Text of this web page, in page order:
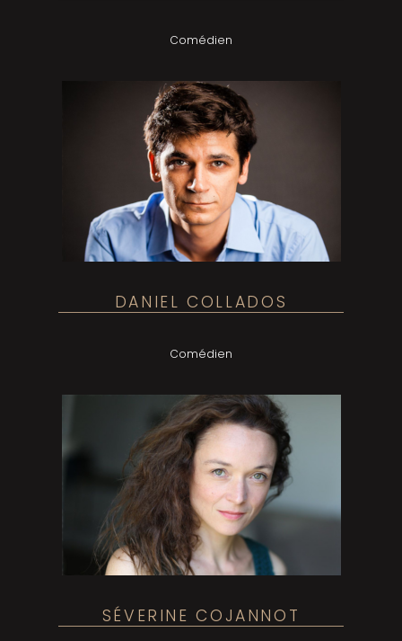
Comédien
DANIEL COLLADOS
Comédien
SÉVERINE COJANNOT